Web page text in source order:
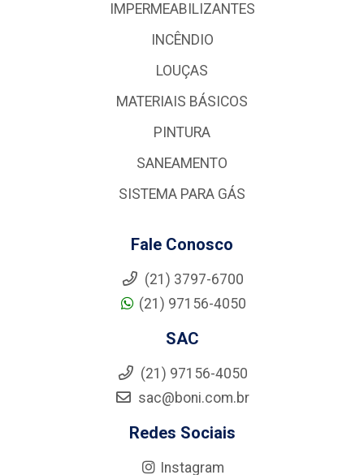
IMPERMEABILIZANTES
INCÊNDIO
LOUÇAS
MATERIAIS BÁSICOS
PINTURA
SANEAMENTO
SISTEMA PARA GÁS
Fale Conosco
(21) 3797-6700
(21) 97156-4050
SAC
(21) 97156-4050
sac@boni.com.br
Redes Sociais
Instagram